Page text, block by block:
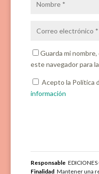
Guarda mi
este navegador para
Acepto la Política
información
Responsable EDICIONES
Finalidad Mantener una